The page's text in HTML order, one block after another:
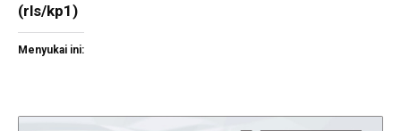
(rls/kp1)
Menyukai ini: